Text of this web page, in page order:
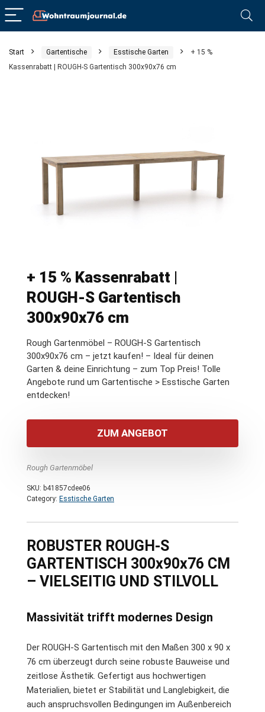
Start Gartentische Esstische Garten
+ 15 %
Kassenrabatt | ROUGH-S Gartentisch 300x90x76 cm
+ 15 % Kassenrabatt |
ROUGH-S Gartentisch
300x90x76 cm
Rough Gartenmöbel – ROUGH-S Gartentisch
300x90x76 cm – jetzt kaufen! – Ideal für deinen
Garten & deine Einrichtung – zum Top Preis! Tolle
Angebote rund um Gartentische > Esstische Garten
entdecken!
ZUM ANGEBOT
Rough Gartenmöbel
SKU: b41857cdee06
Category: Esstische Garten
ROBUSTER ROUGH-S
GARTENTISCH 300x90x76 CM
– VIELSEITIG UND STILVOLL
Massivität trifft modernes Design
Der ROUGH-S Gartentisch mit den Maßen 300 x 90 x
76 cm überzeugt durch seine robuste Bauweise und
zeitlose Ästhetik. Gefertigt aus hochwertigen
Materialien, bietet er Stabilität und Langlebigkeit, die
auch anspruchsvollen Bedingungen im Außenbereich